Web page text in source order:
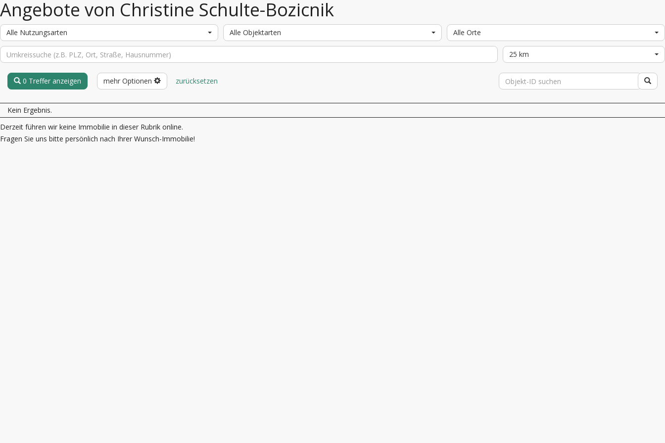
Angebote von Christine Schulte-Bozicnik
Alle Nutzungsarten Alle Objektarten Alle Orte
25 km
0 Treffer anzeigen mehr Optionen zurücksetzen
Kein Ergebnis.
Derzeit führen wir keine Immobilie in dieser Rubrik online.
Fragen Sie uns bitte persönlich nach Ihrer Wunsch-Immobilie!